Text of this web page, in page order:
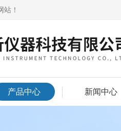
！
产品中心 新闻中心